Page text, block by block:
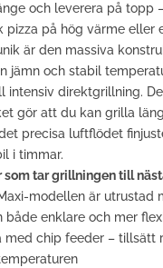
och leverera på topp
pizza på hög värme eller
är den massiva
jämn och stabil
intensiv direktgrillning.
gör att du kan grilla
precisa luftflödet
i timmar.
som tar grillningen till
modellen är utrustad
både enklare och mer
med chip feeder – tillsätt